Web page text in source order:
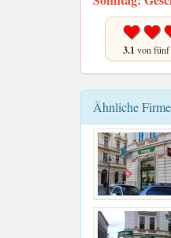
3.1 von
Ähnliche